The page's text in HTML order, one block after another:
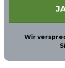
Wir